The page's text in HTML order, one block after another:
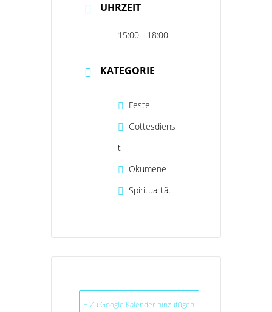
UHRZEIT
15:00 - 18:00
KATEGORIE
Feste
Gottesdiens
t
Ökumene
Spiritualität
+ Zu Google Kalender hinzufügen